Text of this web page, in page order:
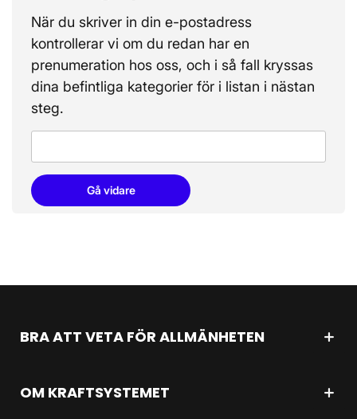
När du skriver in din e-postadress
kontrollerar vi om du redan har en
prenumeration hos oss, och i så fall kryssas
dina befintliga kategorier för i listan i nästan
steg.
Gå vidare
BRA ATT VETA FÖR ALLMÄNHETEN
OM KRAFTSYSTEMET